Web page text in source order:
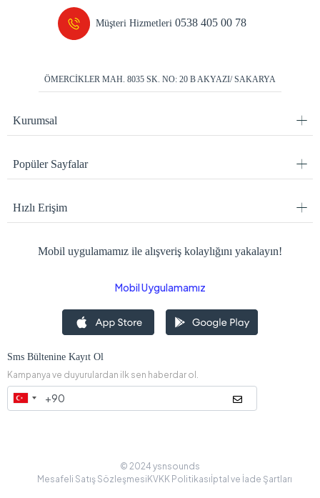
Müşteri Hizmetleri0538 405 00 78
ÖMERCİKLER MAH. 8035 SK. NO: 20 B AKYAZI/ SAKARYA
Kurumsal
Popüler Sayfalar
Hızlı Erişim
Mobil uygulamamız ile alışveriş kolaylığını yakalayın!
Mobil Uygulamamız
Sms Bültenine Kayıt Ol
Kampanya ve duyurulardan ilk sen haberdar ol.
© 2024 ysnsounds
Mesafeli Satış Sözleşmesi KVKK Politikasıİptal ve İade Şartları